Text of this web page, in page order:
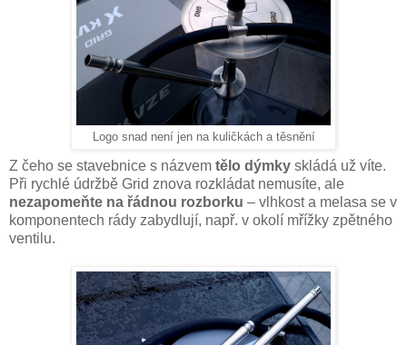
Logo snad není jen na kuličkách a těsnění
Z čeho se stavebnice s názvem tělo dýmky skládá už víte.
Při rychlé údržbě Grid znova rozkládat nemusíte, ale
nezapomeňte na řádnou rozborku – vlhkost a melasa se v
komponentech rády zabydlují, např. v okolí mřížky zpětného
ventilu.